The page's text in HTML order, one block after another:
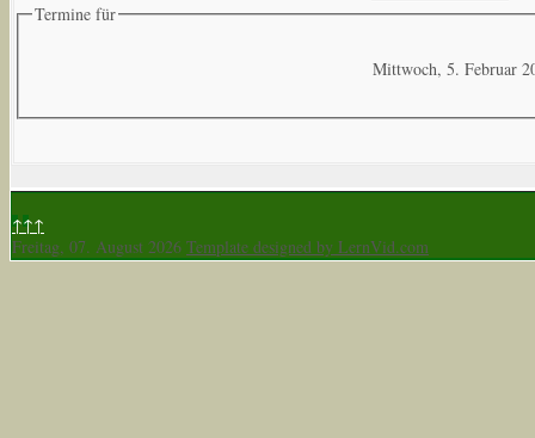
Termine für
Mittwoch, 5. Februar
↑↑↑
Freitag, 07. August 2026 Template designed by LernVid.com